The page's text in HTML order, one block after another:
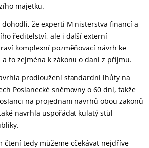
majetku.
dohodli, že experti Ministerstva financí a
ředitelství, ale i další externí
komplexní pozměňovací návrh ke
a to zejména k zákonu o dani z příjmu.
prodloužení standardní lhůty na
Poslanecké sněmovny o 60 dní, takže
na projednání návrhů obou zákonů
navrhla uspořádat kulatý stůl
čtení tedy můžeme očekávat nejdříve